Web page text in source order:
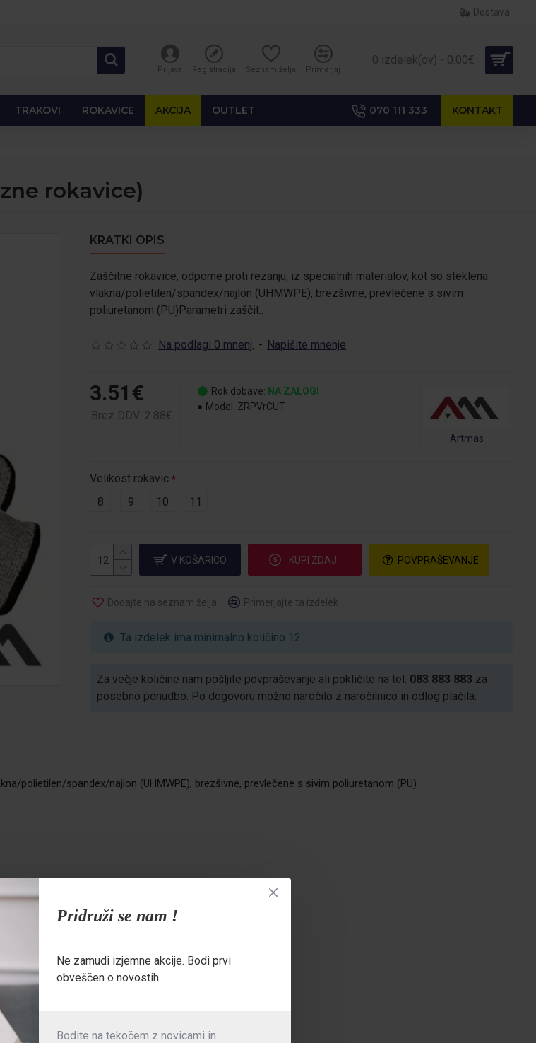
Pridruži se nam !
Ne zamudi izjemne akcije. Bodi prvi
obveščen o novostih.
Bodite na tekočem z novicami in
Dostava
Prijava Registracija Seznam želja Primerjaj
0 izdelek(ov) - 0.00€
TRAKOVI ROKAVICE AKCIJA OUTLET 070 111 333 KONTAKT
rokavice)
KRATKI OPIS
Zaščitne rokavice, odporne proti rezanju, iz specialnih materialov, kot so steklena
vlakna/polietilen/spandex/najlon (UHMWPE), brezšivne, prevlečene s sivim
poliuretanom (PU)Parametri zaščit..
Na podlagi 0 mnenj. - Napišite mnenje
3.51€
Brez DDV: 2.88€
Rok dobave: NA ZALOGI
Model: ZRPVrCUT
Artmas
Velikost rokavic
8
9 10 11
V KOŠARICO KUPI ZDAJ POVPRAŠEVANJE
Dodajte na seznam želja Primerjajte ta izdelek
Ta izdelek ima minimalno količino 12
Za večje količine nam pošljite povpraševanje ali pokličite na tel. 083 883 883 za
posebno ponudbo. Po dogovoru možno naročilo z naročilnico in odlog plačila.
polietilen/spandex/najlon (UHMWPE), brezšivne, prevlečene s sivim poliuretanom (PU)